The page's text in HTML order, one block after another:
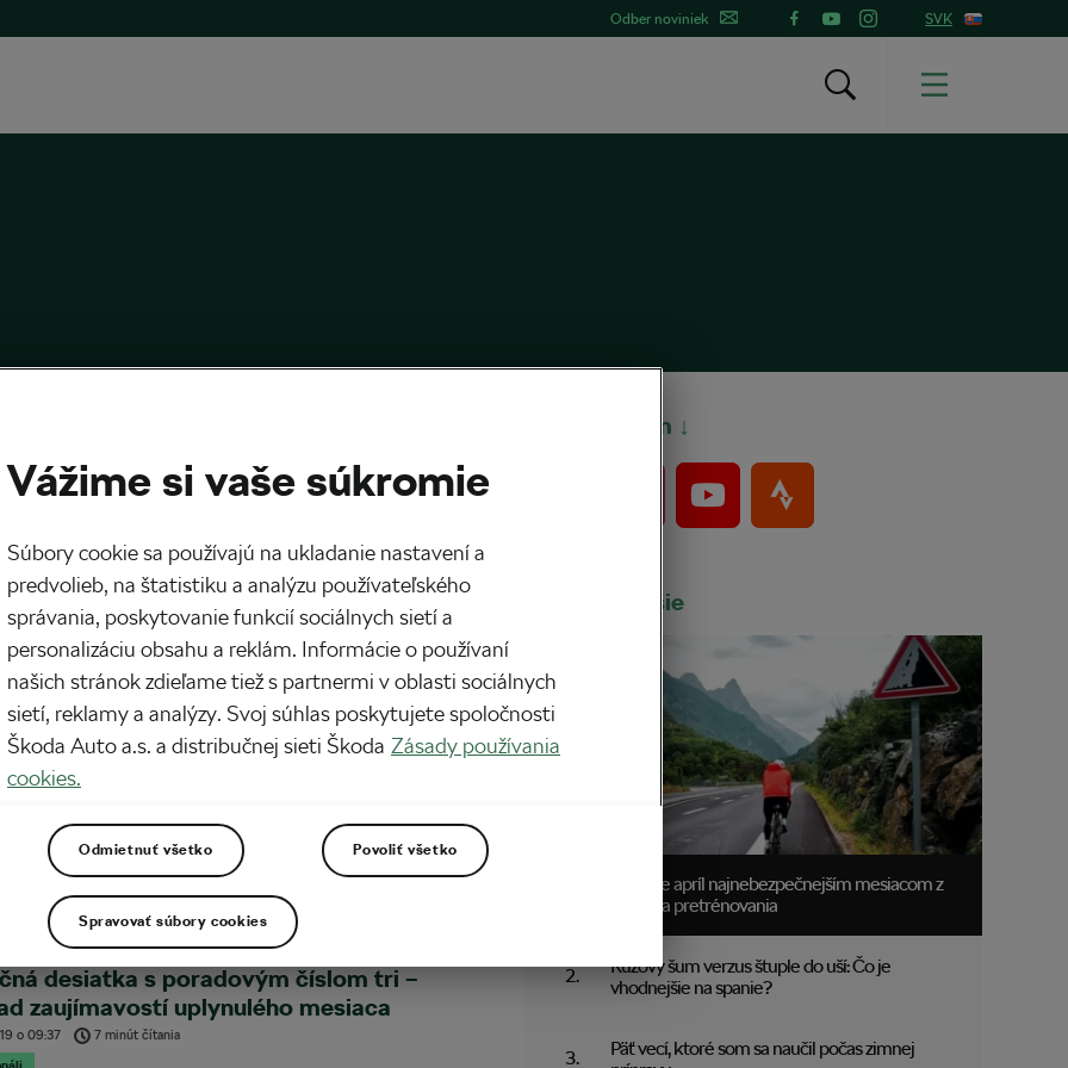
Odber noviniek SVK
o 09:00
cyklistika
profesionálnu cyklistiku do oblasti sveta, ktorý nemá absolútne žiadnu
tradíciu? Ak ste Mikel Delagrange, zakladateľ holandsko-afrického
Amani, sponzorujete vysoko profilové preteky a privádzate profesionálnych
tak tam šanca je.
kaviarne, ktoré musíte navštíviť
o 09:00
6 minút čítania
sa, vypiť si skvelú kávu a ak ste v skutočne dobrej kaviarni, nemusíte sa ani
môžete tam zostať tak dlho, ako len budete chcieť.
desiatka s poradovým číslom tri –
zaujímavostí uplynulého mesiaca
o09:37
7 minút čítania
Bajkeri sem ↓
Najčítanejšie
Prečo je apríl najnebezpečnejším mesiacom z
hľadiska pretrénovania
Ružový šum verzus štuple do uší: Čo je
vhodnejšie na spanie?
Päť vecí, ktoré som sa naučil počas zimnej
Vážime si vaše súkromie
Súbory cookie sa používajú na ukladanie nastavení a
predvolieb, na štatistiku a analýzu používateľského
správania, poskytovanie funkcií sociálnych sietí a
personalizáciu obsahu a reklám. Informácie o používaní
našich stránok zdieľame tiež s partnermi v oblasti sociálnych
sietí, reklamy a analýzy. Svoj súhlas poskytujete spoločnosti
Škoda Auto a.s. a distribučnej sieti Škoda Zásady používania
cookies.
Odmietnuť všetko Povoliť všetko
Spravovať súbory cookies